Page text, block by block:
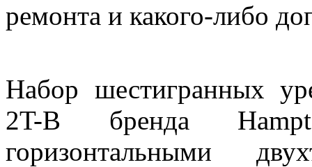
ремонта и какого-либо
Набор шестигранных
2T-B бренда
горизонтальными